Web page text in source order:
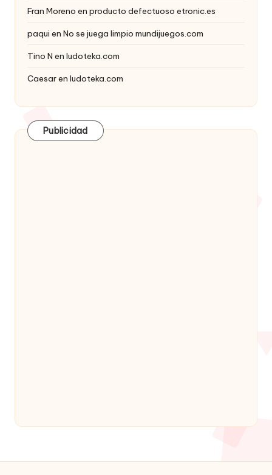
Fran Moreno en producto defectuoso etronic.es
paqui en No se juega limpio mundijuegos.com
Tino N en ludoteka.com
Caesaren ludoteka.com
Publicidad